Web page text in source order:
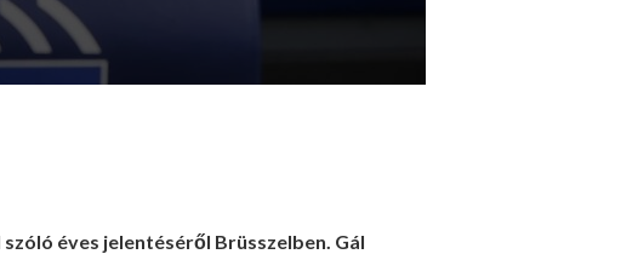
éves jelentéséről Brüsszelben. Gál